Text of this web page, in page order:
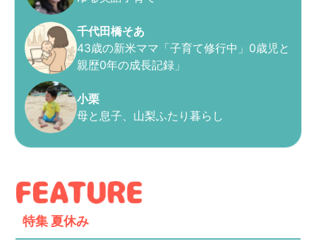
千代田橋そあ
43歳の新米ママ「子育て修行中」0歳児と
親歴0年の成長記録」
小栗
母と息子、山梨ふたり暮らし
特集 夏休み